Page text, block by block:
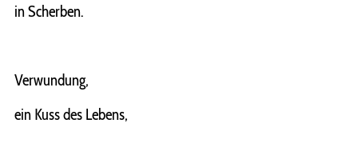
in Scherben.
Verwundung,
ein Kuss des Lebens,